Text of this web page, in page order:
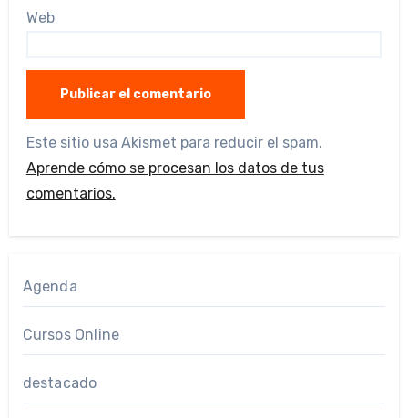
Web
Este sitio usa Akismet para reducir el spam.
Aprende cómo se procesan los datos de tus
comentarios.
Agenda
Cursos Online
destacado